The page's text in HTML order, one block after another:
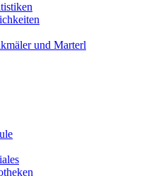
und Marterl